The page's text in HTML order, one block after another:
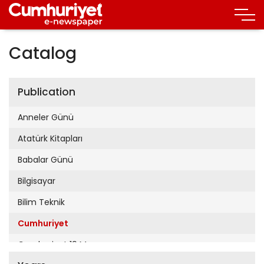
Catalog
Publication
Anneler Günü
Atatürk Kitapları
Babalar Günü
Bilgisayar
Bilim Teknik
Cumhuriyet
Cumhuriyet 19 Mayıs